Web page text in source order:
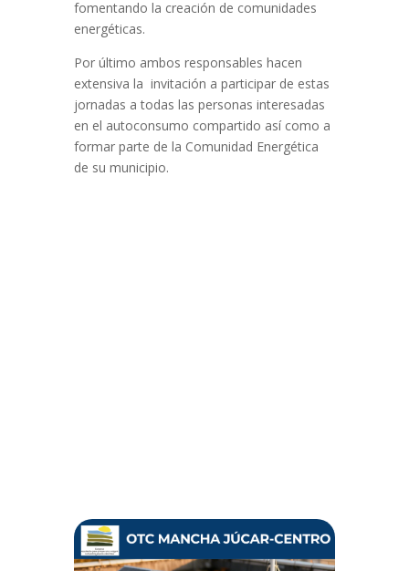
fomentando la creación de comunidades
energéticas.
Por último ambos responsables hacen
extensiva la invitación a participar de estas
jornadas a todas las personas interesadas
en el autoconsumo compartido así como a
formar parte de la Comunidad Energética
de su municipio.